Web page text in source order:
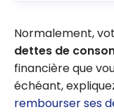
Normalement,
dettes de
financière que
échéant,
rembourser ses